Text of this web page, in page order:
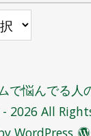
で悩んでる人
All
WordPress